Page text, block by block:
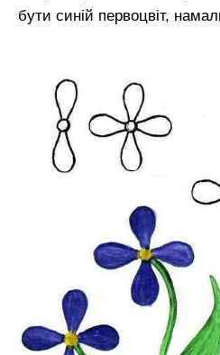
бути синій первоцвіт,